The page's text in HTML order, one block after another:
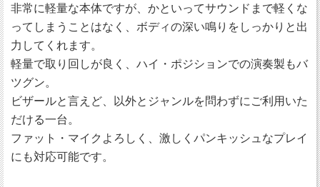
非常に軽量な本体ですが、かといってサウンドまで軽くな
ってしまうことはなく、ボディの深い鳴りをしっかりと出
力してくれます。
軽量で取り回しが良く、ハイ・ポジションでの演奏製もバ
ツグン。
ビザールと言えど、以外とジャンルを問わずにご利用いた
だける一台。
ファット・マイクよろしく、激しくパンキッシュなプレイ
にも対応可能です。